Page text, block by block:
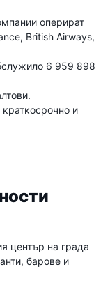
оперират
British Airways,
6 959 898
и
център на града
барове и